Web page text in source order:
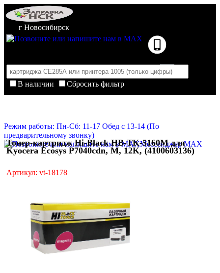
г Новосибирск
В наличии
Сбросить фильтр
Корзина пуста
Режим работы: Пн-Сб: 11-17 Обед с 13-14 (По
предварительному звонку)
Мессенджер MAX
Тонер-картридж Hi-Black HB-TK-5160M для
Kyocera Ecosys P7040cdn, M, 12K, (4100603136)
Артикул: vt-18178